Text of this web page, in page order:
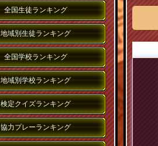
全国生徒ランキング
地域別生徒ランキング
全国学校ランキング
地域別学校ランキング
検定クイズランキング
協力プレーランキング